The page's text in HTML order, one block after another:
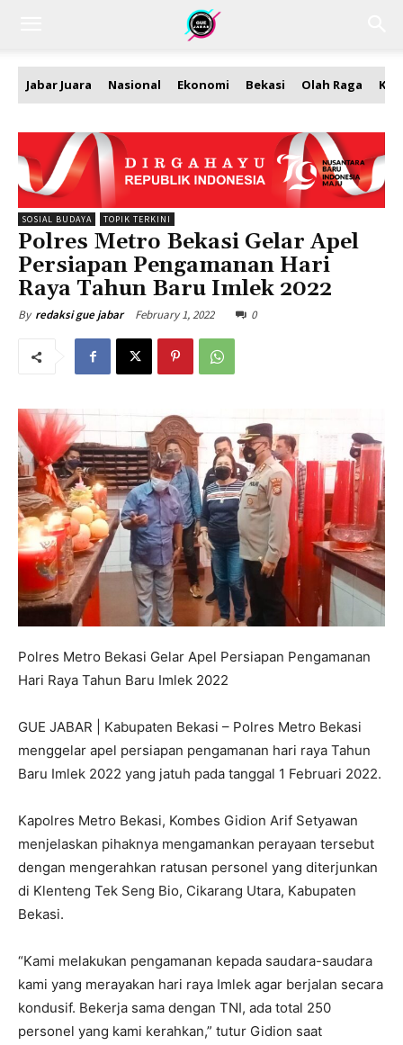
Jabar Juara Nasional Ekonomi Bekasi Olah Raga
SOSIAL BUDAYA TOPIK TERKINI
Polres Metro Bekasi Gelar Apel
Persiapan Pengamanan Hari
Raya Tahun Baru Imlek 2022
By redaksi gue jabar February 1, 2022 0
Polres Metro Bekasi Gelar Apel Persiapan Pengamanan
Hari Raya Tahun Baru Imlek 2022
GUE JABAR | Kabupaten Bekasi – Polres Metro Bekasi
menggelar apel persiapan pengamanan hari raya Tahun
Baru Imlek 2022 yang jatuh pada tanggal 1 Februari 2022.
Kapolres Metro Bekasi, Kombes Gidion Arif Setyawan
menjelaskan pihaknya mengamankan perayaan tersebut
dengan mengerahkan ratusan personel yang diterjunkan
di Klenteng Tek Seng Bio, Cikarang Utara, Kabupaten
Bekasi.
“Kami melakukan pengamanan kepada saudara-saudara
kami yang merayakan hari raya Imlek agar berjalan secara
kondusif. Bekerja sama dengan TNI, ada total 250
personel yang kami kerahkan,” tutur Gidion saat